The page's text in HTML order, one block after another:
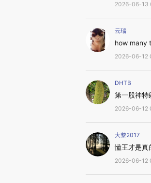
2026-06-13
云瑞
how many
2026-06-12
DHTB
第一股神特
2026-06-12
大黎2017
懂王才是真
2026-06-12